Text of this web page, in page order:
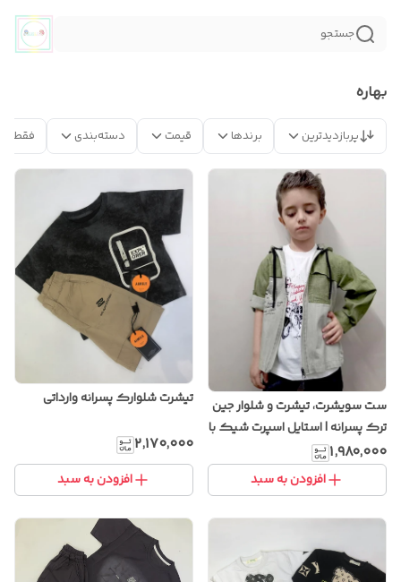
جستجو
بهاره
پربازدیدترین برندها قیمت دسته‌بندی فقط
ست سویشرت، تیشرت و شلوار جین
ترک پسرانه | استایل اسپرت شیک با
پارچه باکیفیت و دوخت ترک
۱٬۹۸۰٬۰۰۰
افزودن به سبد
تیشرت شلوارک پسرانه وارداتی
۲٬۱۷۰٬۰۰۰
افزودن به سبد